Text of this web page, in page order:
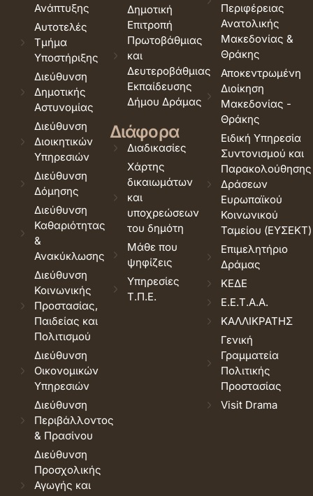
Ανάπτυξης
Αυτοτελές
Τμήμα
Υποστήριξης
Διεύθυνση
Δημοτικής
Αστυνομίας
Διεύθυνση
Διοικητικών
Υπηρεσιών
Διεύθυνση
Δόμησης
Διεύθυνση
Καθαριότητας
&
Ανακύκλωσης
Διεύθυνση
Κοινωνικής
Προστασίας,
Παιδείας και
Πολιτισμού
Διεύθυνση
Οικονομικών
Υπηρεσιών
Διεύθυνση
Περιβάλλοντος
& Πρασίνου
Διεύθυνση
Προσχολικής
Αγωγής και
Δημοτική
Επιτροπή
Πρωτοβάθμιας
και
Δευτεροβάθμιας
Εκπαίδευσης
Δήμου Δράμας
Διάφορα
Διαδικασίες
Χάρτης
δικαιωμάτων
και
υποχρεώσεων
του δημότη
Μάθε που
ψηφίζεις
Υπηρεσίες
Τ.Π.Ε.
Περιφέρειας
Ανατολικής
Μακεδονίας &
Θράκης
Αποκεντρωμένη
Διοίκηση
Μακεδονίας -
Θράκης
Ειδική Υπηρεσία
Συντονισμού και
Παρακολούθησης
Δράσεων
Ευρωπαϊκού
Κοινωνικού
Ταμείου (ΕΥΣΕΚΤ)
Επιμελητήριο
Δράμας
ΚΕΔΕ
Ε.Ε.Τ.Α.Α.
ΚΑΛΛΙΚΡΑΤΗΣ
Γενική
Γραμματεία
Πολιτικής
Προστασίας
Visit Drama